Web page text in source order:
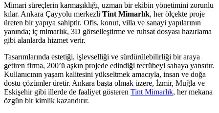
Mimari süreçlerin karmaşıklığı, uzman bir ekibin yönetimini zorunlu
kılar. Ankara Çayyolu merkezli Tint Mimarlık, her ölçekte proje
üreten bir yapıya sahiptir. Ofis, konut, villa ve sanayi yapılarının
yanında; iç mimarlık, 3D görselleştirme ve ruhsat dosyası hazırlama
gibi alanlarda hizmet verir.
Tasarımlarında estetiği, işlevselliği ve sürdürülebilirliği bir araya
getiren firma, 200’ü aşkın projede edindiği tecrübeyi sahaya yansıtır.
Kullanıcının yaşam kalitesini yükseltmek amacıyla, insan ve doğa
dostu çözümler üretir. Ankara başta olmak üzere, İzmir, Muğla ve
Eskişehir gibi illerde de faaliyet gösteren Tint Mimarlık, her mekana
özgün bir kimlik kazandırır.